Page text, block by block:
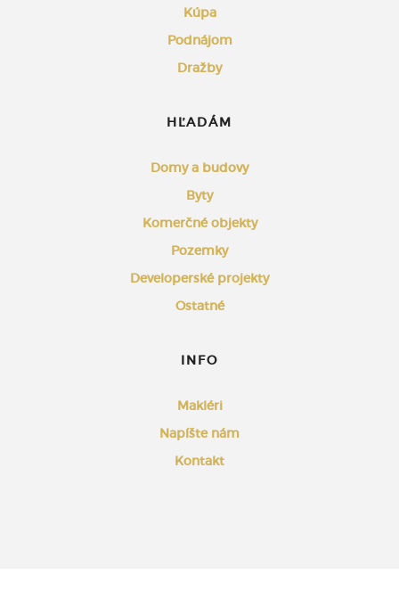
Kúpa
Podnájom
Dražby
HĽADÁM
Domy a budovy
Byty
Komerčné objekty
Pozemky
Developerské projekty
Ostatné
INFO
Makléri
Napíšte nám
Kontakt